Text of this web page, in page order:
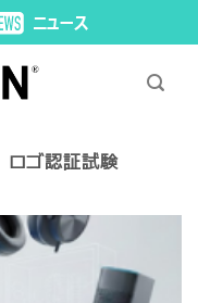
ロゴ認証試験